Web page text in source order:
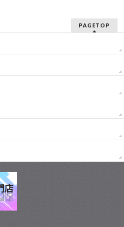
PAGETOP